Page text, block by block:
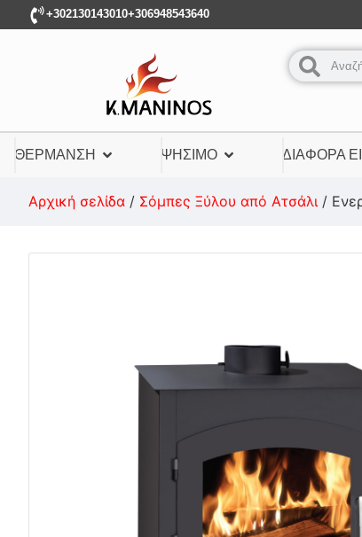
+302130143010+306948543640
ΘΈΡΜΑΝΣΗ ΨΉΣΙΜΟ ΔΙΆΦΟΡΑ
Αρχική σελίδα / Σόμπες Ξύλου από Ατσάλι/